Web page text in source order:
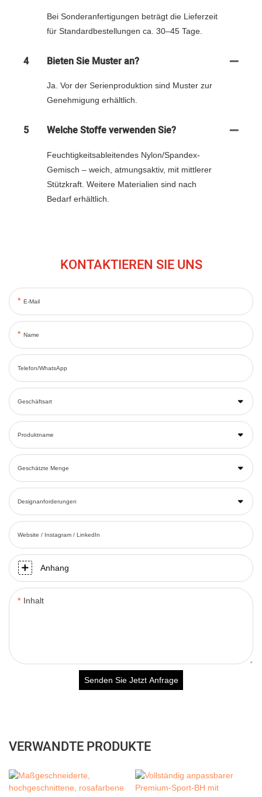
Bei Sonderanfertigungen beträgt die Lieferzeit
für Standardbestellungen ca. 30–45 Tage.
4 Bieten Sie Muster an?
Ja. Vor der Serienproduktion sind Muster zur
Genehmigung erhältlich.
5 Welche Stoffe verwenden Sie?
Feuchtigkeitsableitendes Nylon/Spandex-
Gemisch – weich, atmungsaktiv, mit mittlerer
Stützkraft. Weitere Materialien sind nach
Bedarf erhältlich.
KONTAKTIEREN SIE UNS
E-Mail
Name
Telefon/WhatsApp
Geschäftsart
Produktname
Geschätzte Menge
Designanforderungen
Website / Instagram / LinkedIn
Anhang
Inhalt
Senden Sie Jetzt Anfrage
VERWANDTE PRODUKTE